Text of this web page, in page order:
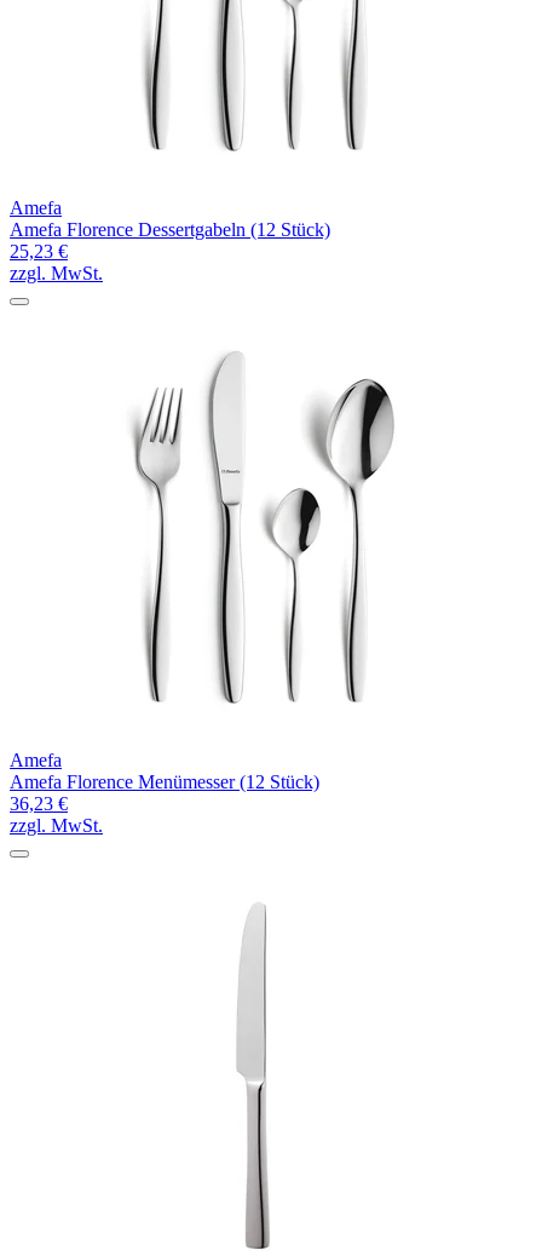
Amefa
Amefa Florence Dessertgabeln (12 Stück)
25,23 €
zzgl. MwSt.
Amefa
Amefa Florence Menümesser (12 Stück)
36,23 €
zzgl. MwSt.